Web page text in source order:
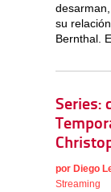
su
Bernthal.
Series:
por Diego
Streaming